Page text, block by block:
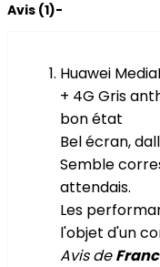
Avis (1)
Huawei
+ 4G Gris
bon état
Bel écran,
Semble
attendais.
Les
l'objet d'un
Avis de